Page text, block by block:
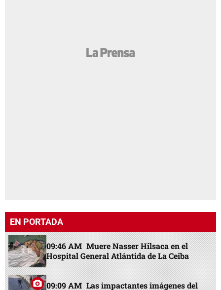
EN PORTADA
09:46 AM Muere Nasser Hilsaca en el
Hospital General Atlántida de La Ceiba
09:09 AM Las impactantes imágenes del